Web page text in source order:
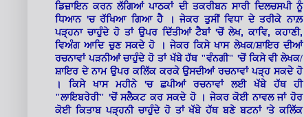
ਡਿਜ਼ਾਇਨ ਕਰਨ ਲੱਗਿਆਂ ਪਾਠਕਾਂ ਦੀ ਤਕਰੀਬਨ ਸਾਰੀ ਦਿਲਚਸਪੀ ਨੂੰ
ਧਿਆਨ 'ਚ ਰੱਖਿਆ ਗਿਆ ਹੈ । ਜੇਕਰ ਤੁਸੀਂ ਵਿਧਾ ਦੇ ਤਰੀਕੇ ਨਾਲ਼
ਪੜ੍ਹਨਾ ਚਾਹੁੰਦੇ ਹੋ ਤਾਂ ਉਪਰ ਦਿੱਤੀਆਂ ਟੈਬਾਂ'ਚੋਂ ਲੇਖ,ਕਾਵਿ,ਕਹਾਣੀ,
ਵਿਅੰਗ ਆਦਿ ਚੁਣ ਸਕਦੇ ਹੋ । ਜੇਕਰ ਕਿਸੇ ਖਾਸ ਲੇਖਕ/ਸ਼ਾਇਰ ਦੀਆਂ
ਰਚਨਾਵਾਂ ਪੜਨੀਆਂ ਚਾਹੁੰਦੇ ਹੋ ਤਾਂ ਖੱਬੇ ਹੱਥ "ਵੰਨਗੀ" 'ਚੋਂ ਕਿਸੇ ਵੀ ਲੇਖਕ/
ਸ਼ਾਇਰ ਦੇ ਨਾਮ ਉਪਰ ਕਲਿੱਕ ਕਰਕੇ ਉਸਦੀਆਂ ਰਚਨਾਵਾਂ ਪੜ੍ਹ ਸਕਦੇ ਹੋ
। ਕਿਸੇ ਖਾਸ ਮਹੀਨੇ 'ਚ ਛਪੀਆਂ ਰਚਨਾਵਾਂ ਲਈ ਖੱਬੇ ਹੱਥ ਹੀ
"ਲਾਇਬਰੇਰੀ" 'ਚੋਂ ਸਲੈਕਟ ਕਰ ਸਕਦੇ ਹੋ । ਜੇਕਰ ਕੋਈ ਨਾਵਲ ਜਾਂ ਹੋਰ
ਕੋਈ ਕਿਤਾਬ ਪੜ੍ਹਨੀ ਚਾਹੁੰਦੇ ਹੋ ਤਾਂ ਖੱਬੇ ਹੱਥ ਬਣੇ ਬਟਨਾਂ'ਤੇ ਕਲਿੱਕ